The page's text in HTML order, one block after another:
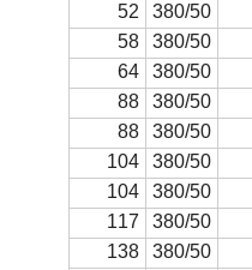
380/50
52
380/50
58
380/50
64
380/50
88
380/50
88
380/50
104
380/50
104
380/50
117
380/50
138